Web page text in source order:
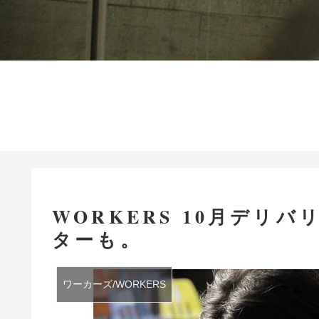
WORKERS 10月デリバ
ターも。
ワーカーズ/WORKERS